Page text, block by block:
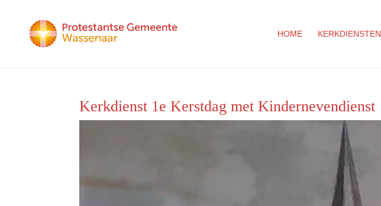
HOME KERKDIENSTEN
Kerkdienst 1e Kerstdag met Kindernevendienst